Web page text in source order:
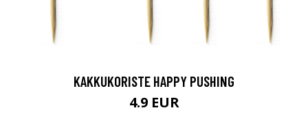
KAKKUKORISTE HAPPY PUSHING
4.9 EUR